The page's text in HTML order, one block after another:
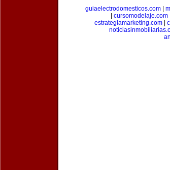
guiaelectrodomesticos.com
cursomodelaje.com|
estrategiamarketing.com|